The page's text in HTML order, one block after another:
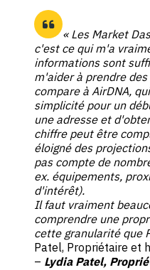
« Les Market
c'est ce qui m'a
informations sont
m'aider à prendre
compare à AirDNA,
simplicité pour un
une adresse et
chiffre peut être
éloigné des
pas compte de
ex. équipements,
d'intérêt).
Il faut vraiment
comprendre une
cette granularité que
Patel, Propriétaire et
– Lydia Patel,